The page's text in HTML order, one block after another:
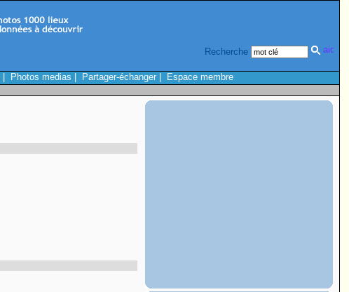
Recherche
Photos medias Partager-échanger|
Espace membre